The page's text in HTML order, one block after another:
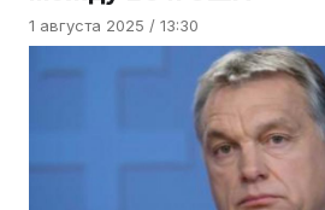
1 августа 2025 / 13:30